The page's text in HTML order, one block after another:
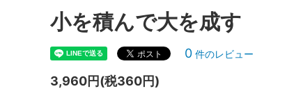
小を積んで大を成す
0 件のレビュー
3,960円(税360円)